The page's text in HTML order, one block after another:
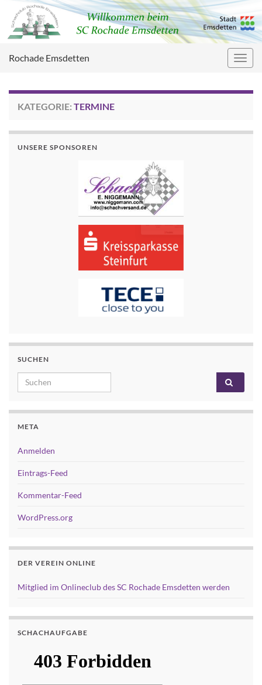
Rochade Emsdetten
KATEGORIE: TERMINE
UNSERE SPONSOREN
SUCHEN
Search for:
META
Anmelden
Eintrags-Feed
Kommentar-Feed
WordPress.org
DER VEREIN ONLINE
Mitglied im Onlineclub des SC Rochade Emsdetten werden
SCHACHAUFGABE